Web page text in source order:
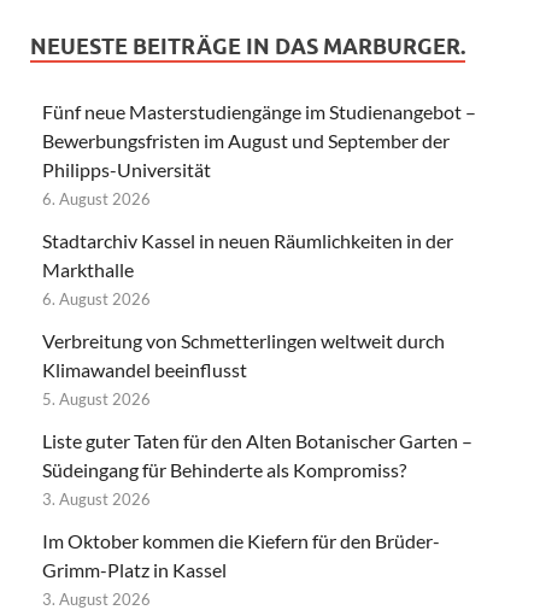
NEUESTE BEITRÄGE IN DAS MARBURGER.
Fünf neue Masterstudiengänge im Studienangebot –
Bewerbungsfristen im August und September der
Philipps-Universität
6. August 2026
Stadtarchiv Kassel in neuen Räumlichkeiten in der
Markthalle
6. August 2026
Verbreitung von Schmetterlingen weltweit durch
Klimawandel beeinflusst
5. August 2026
Liste guter Taten für den Alten Botanischer Garten –
Südeingang für Behinderte als Kompromiss?
3. August 2026
Im Oktober kommen die Kiefern für den Brüder-
Grimm-Platz in Kassel
3. August 2026